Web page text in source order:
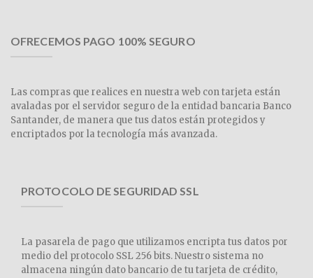
OFRECEMOS PAGO 100% SEGURO
Las compras que realices en nuestra web con tarjeta están
avaladas por el servidor seguro de la entidad bancaria Banco
Santander, de manera que tus datos están protegidos y
encriptados por la tecnología más avanzada.
PROTOCOLO DE SEGURIDAD SSL
La pasarela de pago que utilizamos encripta tus datos por
medio del protocolo SSL 256 bits. Nuestro sistema no
almacena ningún dato bancario de tu tarjeta de crédito,